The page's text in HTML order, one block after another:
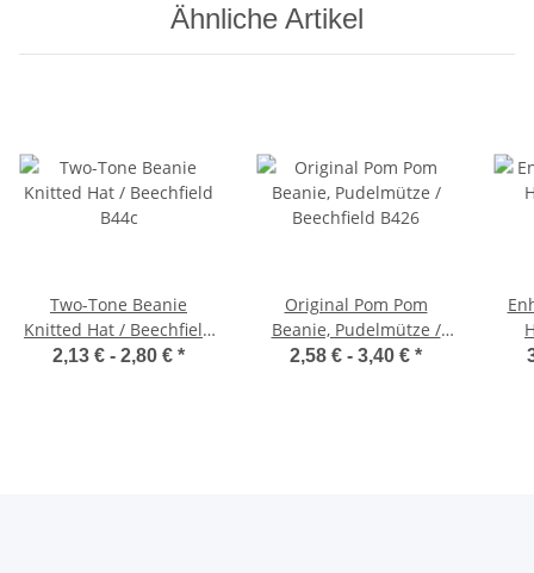
Ähnliche Artikel
Two-Tone Beanie
Knitted Hat / Beechfield
B44c
2,13 € - 2,80 € *
Original Pom Pom
Beanie, Pudelmütze /
Beechfield B426
2,58 € - 3,40 € *